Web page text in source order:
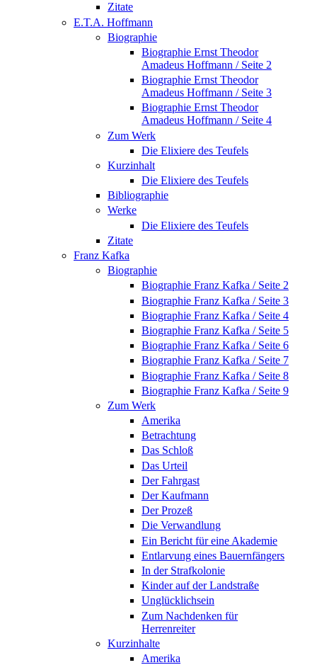
Zitate
E.T.A. Hoffmann
Biographie
Biographie Ernst Theodor
Amadeus Hoffmann / Seite 2
Biographie Ernst Theodor
Amadeus Hoffmann / Seite 3
Biographie Ernst Theodor
Amadeus Hoffmann / Seite 4
Zum Werk
Die Elixiere des Teufels
Kurzinhalt
Die Elixiere des Teufels
Bibliographie
Werke
Die Elixiere des Teufels
Zitate
Franz Kafka
Biographie
Biographie Franz Kafka / Seite 2
Biographie Franz Kafka / Seite 3
Biographie Franz Kafka / Seite 4
Biographie Franz Kafka / Seite 5
Biographie Franz Kafka / Seite 6
Biographie Franz Kafka / Seite 7
Biographie Franz Kafka / Seite 8
Biographie Franz Kafka / Seite 9
Zum Werk
Amerika
Betrachtung
Das Schloß
Das Urteil
Der Fahrgast
Der Kaufmann
Der Prozeß
Die Verwandlung
Ein Bericht für eine Akademie
Entlarvung eines Bauernfängers
In der Strafkolonie
Kinder auf der Landstraße
Unglücklichsein
Zum Nachdenken für
Herrenreiter
Kurzinhalte
Amerika